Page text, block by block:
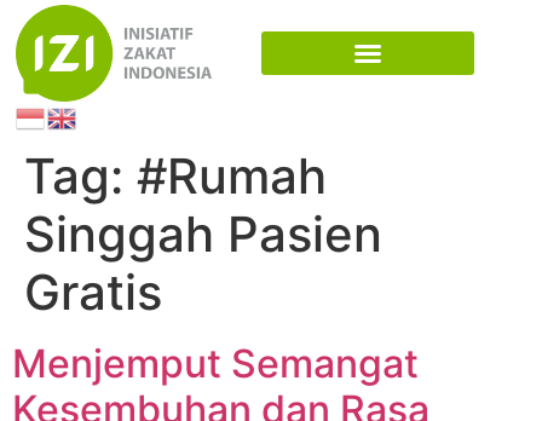
Tag: #Rumah
Singgah Pasien
Gratis
Menjemput Semangat
Kesembuhan dan Rasa